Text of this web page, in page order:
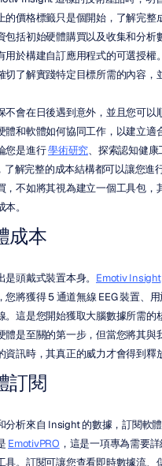
的價格標籤只是個開始，了解完整
包括初始硬體購買以及收集和分析
用於構建自訂應用程式的可選授權
切了解實踐特定目標所需的內容，
不會在日後遇到意外，並且您可以
體和軟體如何協同工作，以建立適
您是進行 學術研究、探索認知健
了解完整的成本結構都可以讓您進
，不如將其視為建立一個工具包，
。
成本
頭戴式裝置本身。 Emotiv Insight
您將獲得 5 通道無線 EEG 裝置、
。這是您開始獲取大腦數據所需的
體是至關的第一步，但當您將其與
資訊時，其真正的威力才會得到釋放
訂閱
分析來自 Insight 的數據，訂閱軟
EmotivPRO ，這是一項專為需要
具。訂閱可讓您查看即時數據流、